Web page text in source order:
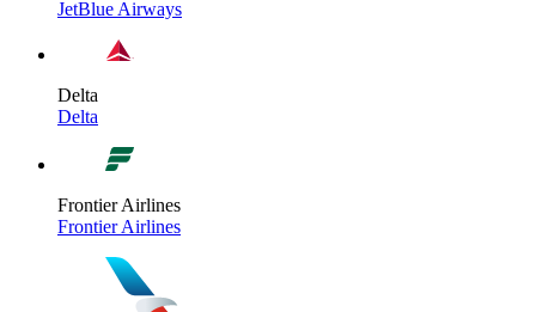
JetBlue Airways
Delta
Delta
Frontier Airlines
Frontier Airlines